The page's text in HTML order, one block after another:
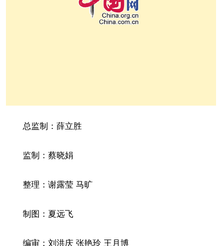
总监制：薛立胜
监制：蔡晓娟
整理：谢露莹 马旷
制图：夏远飞
编审：刘洪庆 张艳玲 王月博